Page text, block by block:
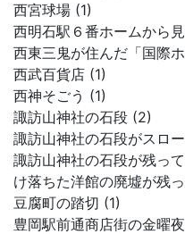
西宮球場 (1)
西明石駅６番ホームから
西東三鬼が住んだ「国際
西武百貨店 (1)
西神そごう (1)
諏訪山神社の石段 (2)
諏訪山神社の石段がスロ
諏訪山神社の石段が残っ
け落ちた洋館の廃墟が残
豆腐町の踏切 (1)
豊岡駅前通商店街の金曜